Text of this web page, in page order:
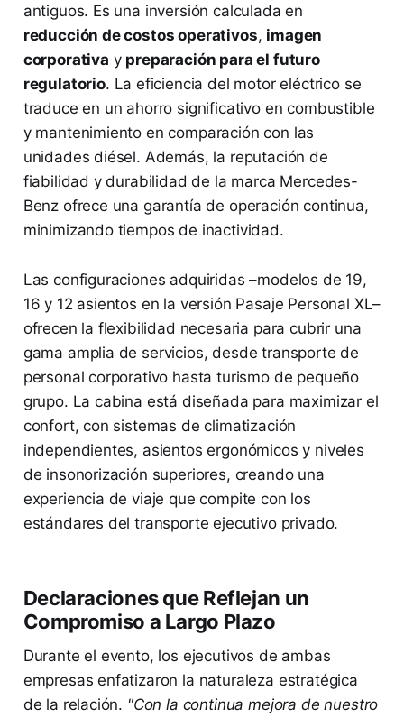
antiguos. Es una inversión calculada en
reducción de costos operativos, imagen
corporativa y preparación para el futuro
regulatorio. La eficiencia del motor eléctrico se
traduce en un ahorro significativo en combustible
y mantenimiento en comparación con las
unidades diésel. Además, la reputación de
fiabilidad y durabilidad de la marca Mercedes-
Benz ofrece una garantía de operación continua,
minimizando tiempos de inactividad.
Las configuraciones adquiridas –modelos de 19,
16 y 12 asientos en la versión Pasaje Personal XL–
ofrecen la flexibilidad necesaria para cubrir una
gama amplia de servicios, desde transporte de
personal corporativo hasta turismo de pequeño
grupo. La cabina está diseñada para maximizar el
confort, con sistemas de climatización
independientes, asientos ergonómicos y niveles
de insonorización superiores, creando una
experiencia de viaje que compite con los
estándares del transporte ejecutivo privado.
Declaraciones que Reflejan un
Compromiso a Largo Plazo
Durante el evento, los ejecutivos de ambas
empresas enfatizaron la naturaleza estratégica
de la relación. "Con la continua mejora de nuestro